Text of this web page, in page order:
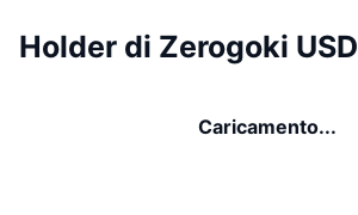
Holder di Zerogoki USD
Caricamento...